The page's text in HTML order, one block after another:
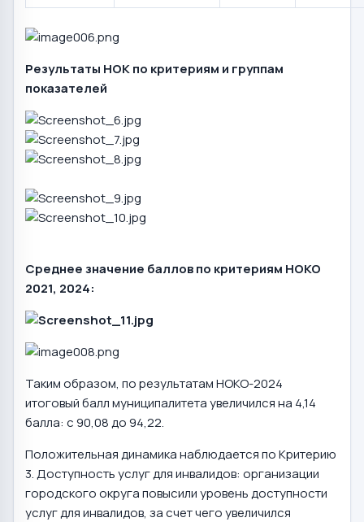
Результаты НОК по критериям и группам
показателей
Среднее значение баллов по критериям НОКО
2021, 2024:
Таким образом, по результатам НОКО-2024
итоговый балл муниципалитета увеличился на 4,14
балла: с 90,08 до 94,22.
Положительная динамика наблюдается по Критерию
3. Доступность услуг для инвалидов: организации
городского округа повысили уровень доступности
услуг для инвалидов, за счет чего увеличился